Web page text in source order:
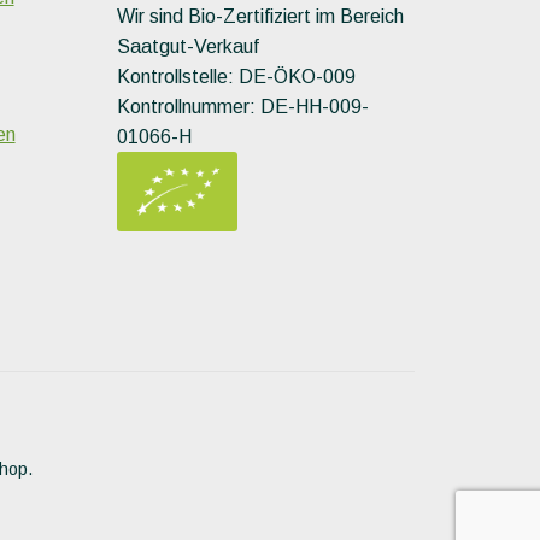
Wir sind Bio-Zertifiziert im Bereich
Saatgut-Verkauf
Kontrollstelle: DE-ÖKO-009
Kontrollnummer: DE-HH-009-
01066-H